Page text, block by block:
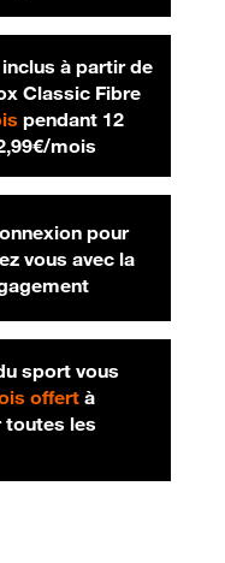
à partir de
Classic Fibre
29,99 € par mois
pendant 12
mois42,99 € par
pour
vous avec la
sport vous
offertà
toutes les